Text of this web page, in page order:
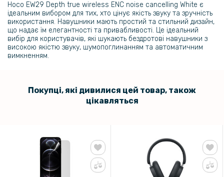
Hoco EW29 Depth true wireless ENC noise cancelling White є
ідеальним вибором для тих, хто цінує якість звуку та зручність
використання. Навушники мають простий та стильний дизайн,
що надає їм елегантності та привабливості. Це ідеальний
вибір для користувачів, які шукають бездротові навушники з
високою якістю звуку, шумопоглинанням та автоматичним
вимкненням.
Покупці, які дивилися цей товар, також
цікавляться